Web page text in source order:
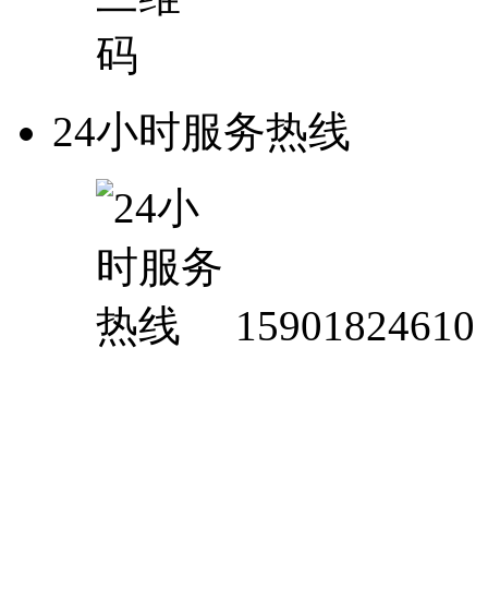
24小时服务热线
15901824610